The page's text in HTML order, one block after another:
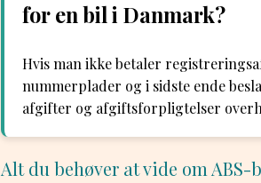
for en bil i Danmark?
Hvis man ikke betaler
nummerplader og i sidste ende
afgifter og afgiftsforpligtelser
Alt du behøver at vide om